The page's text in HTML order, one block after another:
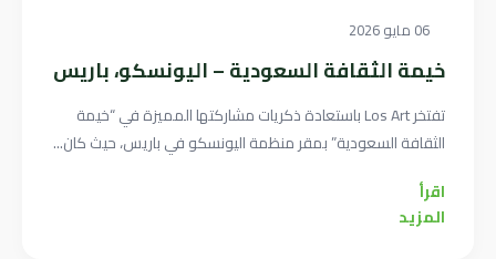
06 مايو 2026
خيمة الثقافة السعودية – اليونسكو، باريس
تفتخر Los Art باستعادة ذكريات مشاركتها المميزة في “خيمة
الثقافة السعودية” بمقر منظمة اليونسكو في باريس، حيث كان...
اقرأ
المزيد